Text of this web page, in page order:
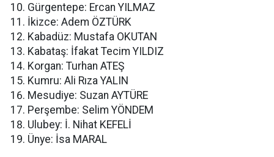
Gürgentepe: Ercan YILMAZ
İkizce: Adem ÖZTÜRK
Kabadüz: Mustafa OKUTAN
Kabataş: İfakat Tecim YILDIZ
Korgan: Turhan ATEŞ
Kumru: Ali Rıza YALIN
Mesudiye: Suzan AYTÜRE
Perşembe: Selim YÖNDEM
Ulubey: İ. Nihat KEFELİ
Ünye: İsa MARAL